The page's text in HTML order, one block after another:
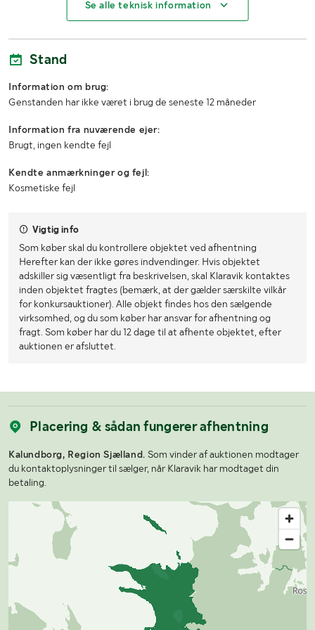
Se alle teknisk information
Stand
Information om brug:
Genstanden har ikke været i brug de seneste 12 måneder
Information fra nuværende ejer:
Brugt, ingen kendte fejl
Kendte anmærkninger og fejl:
Kosmetiske fejl
Vigtig info
Som køber skal du kontrollere objektet ved afhentning
Herefter kan der ikke gøres indvendinger. Hvis objektet
adskiller sig væsentligt fra beskrivelsen, skal Klaravik kontaktes
inden objektet fragtes (bemærk, at der gælder særskilte vilkår
for konkursauktioner). Alle objekt findes hos den sælgende
virksomhed, og du som køber har ansvar for afhentning og
fragt. Som køber har du 12 dage til at afhente objektet, efter
auktionen er afsluttet.
Placering & sådan fungerer afhentning
Kalundborg, Region Sjælland. Som vinder af auktionen modtager
du kontaktoplysninger til sælger, når Klaravik har modtaget din
betaling.